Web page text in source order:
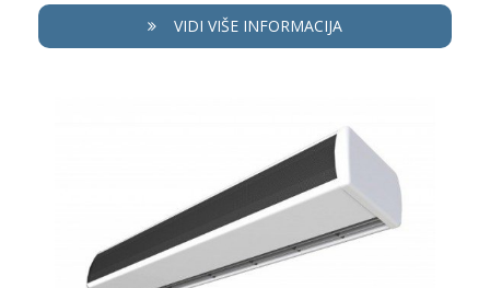
VIDI VIŠE INFORMACIJA